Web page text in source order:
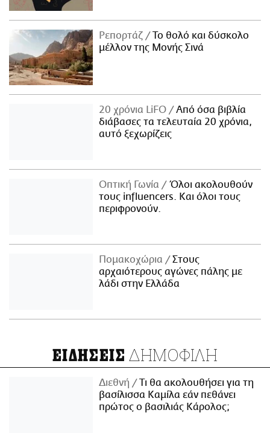
Ρεπορτάζ
Το θολό και δύσκολο
μέλλον της Μονής Σινά
20 χρόνια LiFO
Από όσα βιβλία
διάβασες τα τελευταία 20 χρόνια,
αυτό ξεχωρίζεις
Οπτική Γωνία
Όλοι ακολουθούν
τους influencers. Και όλοι τους
περιφρονούν.
Πομακοχώρια
Στους
αρχαιότερους αγώνες πάλης με
λάδι στην Ελλάδα
ΕΙΔΗΣΕΙΣ ΔΗΜΟΦΙΛΗ
Διεθνή
Τι θα ακολουθήσει για τη
βασίλισσα Καμίλα εάν πεθάνει
πρώτος ο βασιλιάς Κάρολος;